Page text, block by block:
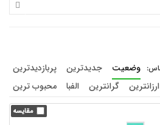
وضعیت جدیدترین
پربازدیدترین
ارزانترین گرانترین الفبا محبوب ترین